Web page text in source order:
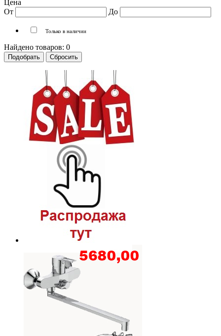
Цена
От
До
Только в наличии
Найдено товаров: 0